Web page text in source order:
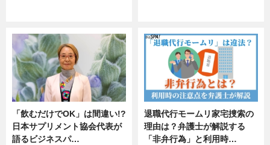
「飲むだけでOK」は間違い!?
日本サプリメント協会代表が
語るビジネスパ…
退職代行モームリ家宅捜索の
理由は？弁護士が解説する
「非弁行為」と利用時…